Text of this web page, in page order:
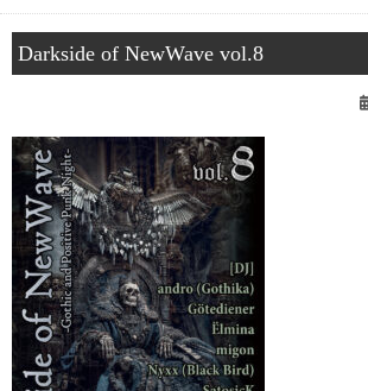
Darkside of NewWave vol.8